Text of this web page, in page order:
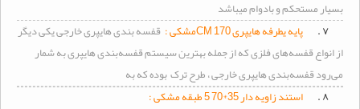
بسیار مستحکم و بادوام میباشد
۷ .
پایه یطرفه هایپری 170 CMمشکی :
قفسه بندی هایپری خارجی یکی دیگر
از انواع قفسه‌های فلزی که از جمله بهترین سیستم قفسه‌بندی هایپری به شمار
می‌رود قفسه‌بندی هایپری خارجی ، طرح ترک بوده که به
۸ .
استند زاویه دار 35*70 5 طبقه مشکی :